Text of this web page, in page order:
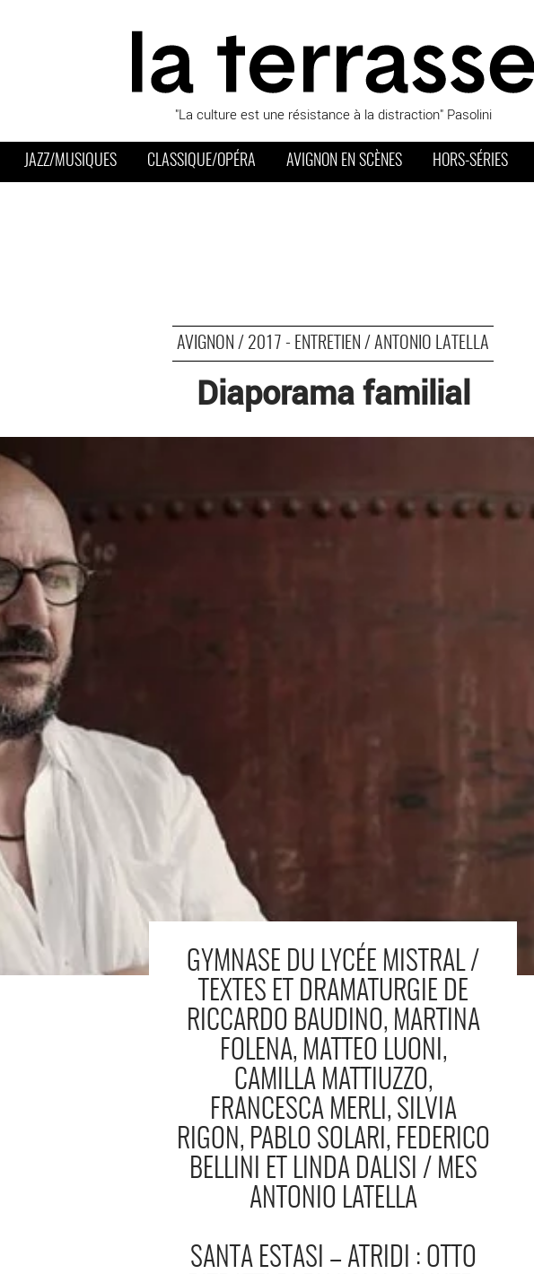
"La culture est une résistance à la distraction" Pasolini
JAZZ/MUSIQUES CLASSIQUE/OPÉRA AVIGNON EN SCÈNES HORS-SÉRIES
AVIGNON / 2017 - ENTRETIEN / ANTONIO LATELLA
Diaporama familial
GYMNASE DU LYCÉE MISTRAL /
TEXTES ET DRAMATURGIE DE
RICCARDO BAUDINO, MARTINA
FOLENA, MATTEO LUONI,
CAMILLA MATTIUZZO,
FRANCESCA MERLI, SILVIA
RIGON, PABLO SOLARI, FEDERICO
BELLINI ET LINDA DALISI / MES
ANTONIO LATELLA
SANTA ESTASI – ATRIDI : OTTO